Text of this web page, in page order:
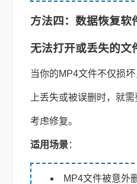
方法四：数据恢复软
无法打开或丢失的文
当你的MP4文件不仅损
上丢失或被误删时，就
考虑修复。
适用场景：
MP4文件被意外